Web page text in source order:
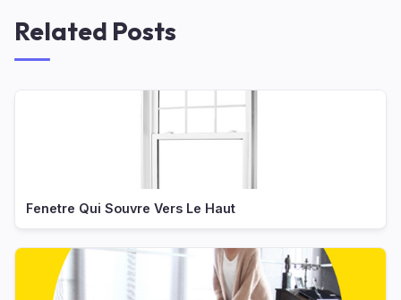
Related Posts
Fenetre Qui Souvre Vers Le Haut